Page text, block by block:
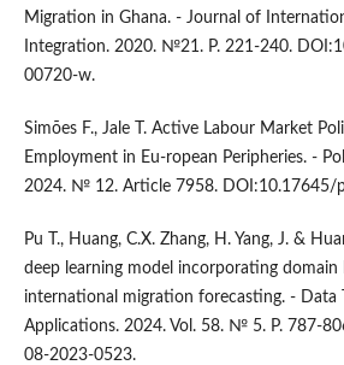
Migration in Ghana. - Journal of
Integration. 2020. №21. P. 221-240.
00720-w.
Simões F., Jale T. Active Labour Market
Employment in Eu-ropean Peripheries. -
2024. № 12. Article 7958. DOI:10.17645/
Pu T., Huang, C.X. Zhang, H. Yang, J. &
deep learning model incorporating domain
international migration forecasting. - Data
Applications. 2024. Vol. 58. № 5. Р. 787-
08-2023-0523.